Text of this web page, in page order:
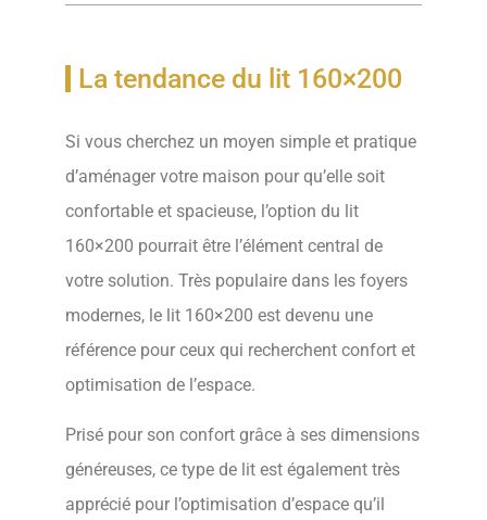
La tendance du lit 160×200
Si vous cherchez un moyen simple et pratique
d’aménager votre maison pour qu’elle soit
confortable et spacieuse, l’option du lit
160×200 pourrait être l’élément central de
votre solution. Très populaire dans les foyers
modernes, le lit 160×200 est devenu une
référence pour ceux qui recherchent confort et
optimisation de l’espace.
Prisé pour son confort grâce à ses dimensions
généreuses, ce type de lit est également très
apprécié pour l’optimisation d’espace qu’il